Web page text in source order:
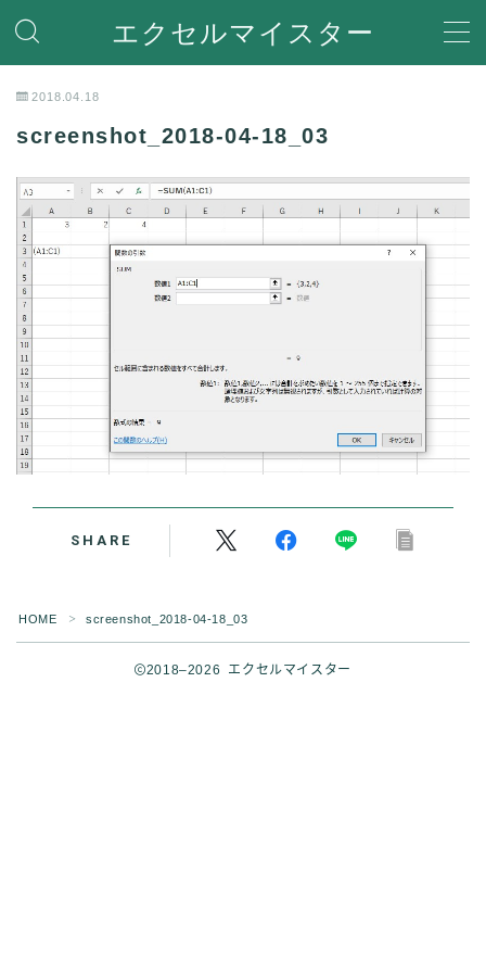
エクセルマイスター
ホーム
関数 関数機能を解説
便利な機能
VBA VBA(Visual Basic for Applications)の機能を解説
Help エラーで困った時の対処方法やQ＆Aなど
2018.04.18
screenshot_2018-04-18_03
SHARE
HOME ＞ screenshot_2018-04-18_03
2018–2026 エクセルマイスター